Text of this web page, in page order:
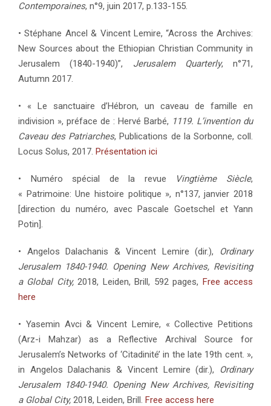
Contemporaines, n°9, juin 2017, p.133-155.
• Stéphane Ancel & Vincent Lemire, “Across the Archives:
New Sources about the Ethiopian Christian Community in
Jerusalem (1840-1940)”, Jerusalem Quarterly, n°71,
Autumn 2017.
• « Le sanctuaire d’Hébron, un caveau de famille en
indivision », préface de : Hervé Barbé, 1119. L’invention du
Caveau des Patriarches, Publications de la Sorbonne, coll.
Locus Solus, 2017. Présentation ici
• Numéro spécial de la revue Vingtième Siècle,
« Patrimoine: Une histoire politique », n°137, janvier 2018
[direction du numéro, avec Pascale Goetschel et Yann
Potin].
• Angelos Dalachanis & Vincent Lemire (dir.),
Ordinary
Jerusalem 1840-1940. Opening New Archives, Revisiting
a Global City,2018, Leiden, Brill, 592 pages, Free access
here
• Yasemin Avci & Vincent Lemire, « Collective Petitions
(Arz-i Mahzar) as a Reflective Archival Source for
Jerusalem’s Networks of ‘Citadinité’ in the late 19th cent. »,
in Angelos Dalachanis & Vincent Lemire (dir.),
Ordinary
Jerusalem 1840-1940. Opening New Archives, Revisiting
a Global City, 2018, Leiden, Brill. Free access here